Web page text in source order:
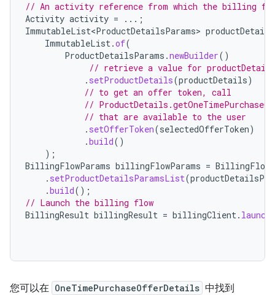
// An activity reference from which the billing
Activity activity =
...;
ImmutableList<ProductDetailsParams>
ImmutableList.of(
ProductDetailsParams .newBuilder()
// retrieve a value for
. setProductDetails(productDetails)
// to get an offer token, call
//
// that are available to the user
. setOfferToken(selectedOfferToken)
.build()
);
BillingFlowParams billingFlowParams =
. setProductDetailsParamsList(
.build();
// Launch the billing flow
BillingResult billingResult = billingClient.
您可以在 OneTimePurchaseOfferDetails 中找到